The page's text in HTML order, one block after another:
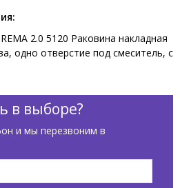
2.0 5120 Раковина накладная
одно отверстие под смеситель, с
101x46x14h см. Настенные
Цвет Табак / Tobacco.
в выборе?
и мы перезвоним в